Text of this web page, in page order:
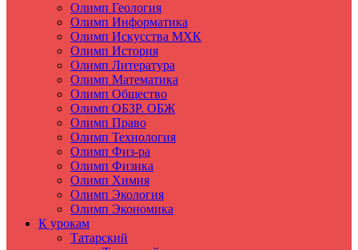
Олимп Геология
Олимп Информатика
Олимп Искусства МХК
Олимп История
Олимп Литература
Олимп Математика
Олимп Общество
Олимп ОБЗР. ОБЖ
Олимп Право
Олимп Технология
Олимп Физ-ра
Олимп Физика
Олимп Химия
Олимп Экология
Олимп Экономика
К урокам
Татарский